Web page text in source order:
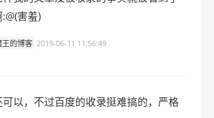
:@(害羞)
王的博客 2019-06-11 11:56:49
可以，不过百度的收录挺难搞的，严格